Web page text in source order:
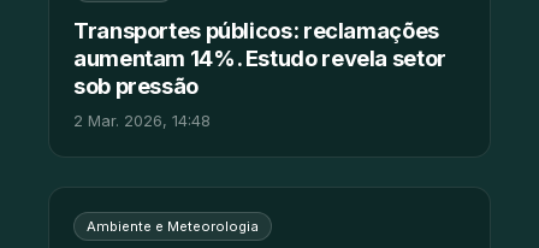
Transportes públicos: reclamações
aumentam 14%. Estudo revela setor
sob pressão
2 Mar. 2026, 14:48
Ambiente e Meteorologia